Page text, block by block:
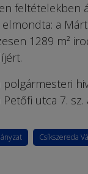
feltételekben
elmondta: a
1289 m²
utca 7.
Csíkszereda